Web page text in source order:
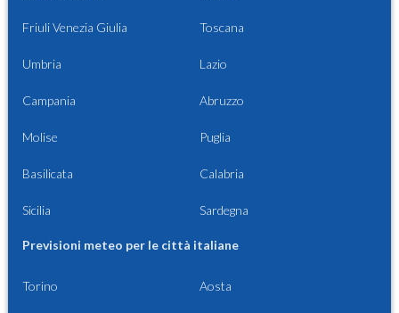
Friuli Venezia Giulia Toscana
Umbria Lazio
Campania Abruzzo
Molise Puglia
Basilicata Calabria
Sicilia Sardegna
Previsioni meteo per le città italiane
Torino Aosta